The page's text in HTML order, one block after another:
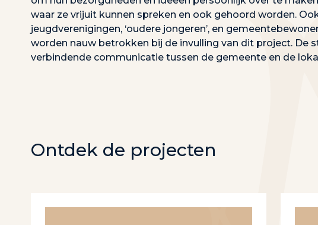
waar ze vrijuit kunnen spreken en ook gehoord worden.
jeugdverenigingen, ‘oudere jongeren’, en
worden nauw betrokken bij de invulling van dit project. De
verbindende communicatie tussen de gemeente en de
Ontdek de projecten